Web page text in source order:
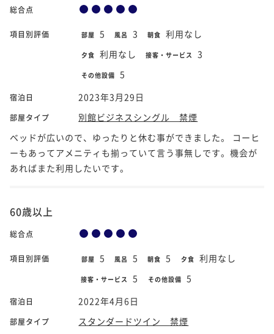
総合点
項目別評価 部屋 5 風呂 3 朝食 利用なし
夕食 利用なし 接客・サービス 3
その他設備 5
宿泊日 2023年3月29日
部屋タイプ
別館ビジネスシングル 禁煙
ベッドが広いので、ゆったりと休む事ができました。 コーヒ
ーもあってアメニティも揃っていて言う事無しです。機会が
あればまた利用したいです。
60歳以上
総合点
項目別評価 部屋 5 風呂 5 朝食 5 夕食 利用なし
接客・サービス 5 その他設備 5
宿泊日 2022年4月6日
部屋タイプ
スタンダードツイン 禁煙